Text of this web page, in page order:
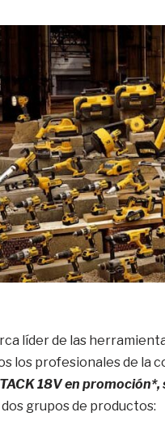
líder de las
los profesionales de la
18V en promoción*,
grupos de productos: